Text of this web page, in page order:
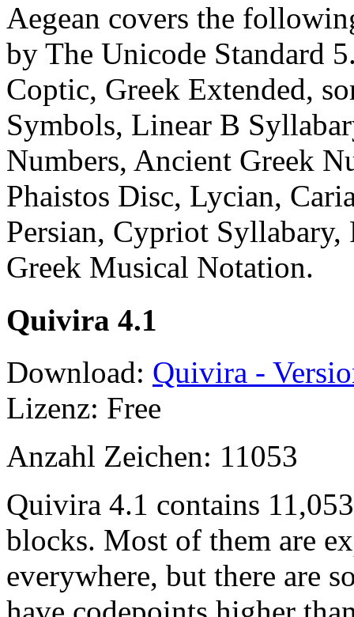
Aegean covers the
by The Unicode Standard
Coptic, Greek Extended,
Symbols, Linear B
Numbers, Ancient Greek
Phaistos Disc, Lycian,
Persian, Cypriot
Greek Musical Notation.
Quivira 4.1
Download: Quivira -
Lizenz: Free
Anzahl Zeichen: 11053
Quivira 4.1 contains
blocks. Most of them are
everywhere, but there are